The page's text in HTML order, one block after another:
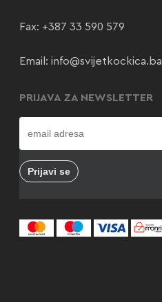
Fax: +387 33 590 579
Email: info@svijetkockica.ba
PRIJAVA ZA NEWSLETTER